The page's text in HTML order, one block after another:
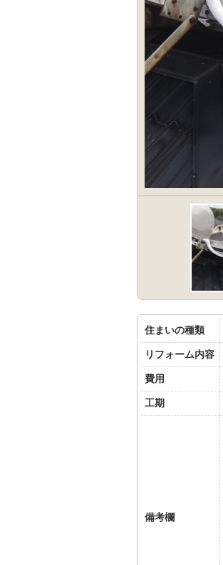
住まいの種類
リフォーム内容
費用
工期
備考欄